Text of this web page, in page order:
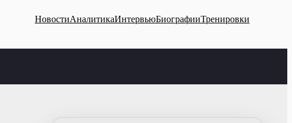
НовостиАналитикаИнтервьюБиографииТренировки